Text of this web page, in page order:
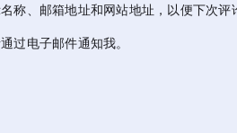
称、邮箱地址和网站地址，以便下次评
过电子邮件通知我。